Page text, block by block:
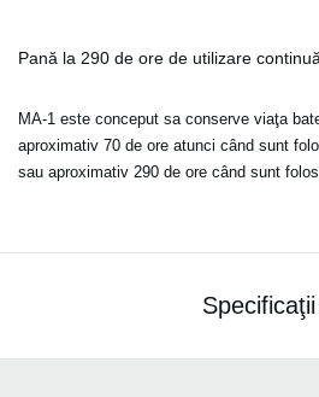
Pană la 290 de ore de utilizare continuă
MA-1 este conceput sa conserve viaţa
aproximativ 70 de ore atunci când sunt
sau aproximativ 290 de ore când sunt